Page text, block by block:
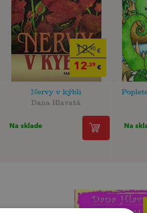
12,90 €
12,39 €
Nervy v kýbli
Dana Hlavatá
Na sklade Na